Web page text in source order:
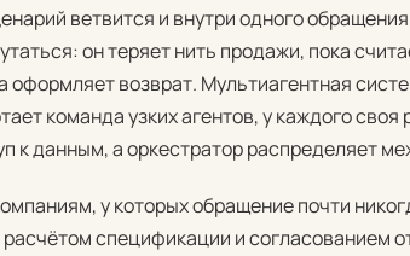
ветвится и внутри одного
он теряет нить продажи, пока
оформляет возврат. Мультиагентная
команда узких агентов, у каждого своя
к данным, а оркестратор распределяет
у которых обращение почти
спецификации и согласованием